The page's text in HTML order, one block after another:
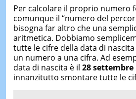
Per calcolare il proprio numero
comunque il “numero del
bisogna far altro che una
aritmetica. Dobbiamo
tutte le cifre della data di
un numero a una cifra. Ad
data di nascita è il 28 settembre
innanzitutto smontare tutte le